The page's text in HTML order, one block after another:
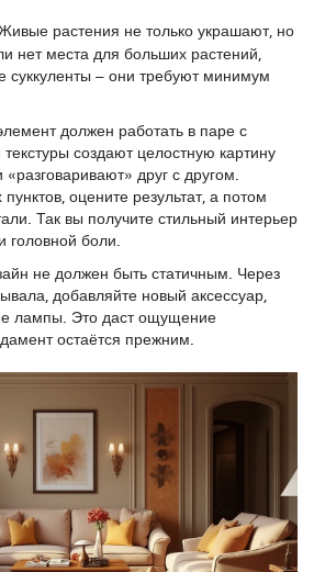
растения не только украшают, но
нет места для больших растений,
суккуленты – они требуют минимум
должен работать в паре с
создают целостную картину
«разговаривают» друг с другом.
оцените результат, а потом
Так вы получите стильный интерьер
головной боли.
не должен быть статичным. Через
добавляйте новый аксессуар,
лампы. Это даст ощущение
остаётся прежним.